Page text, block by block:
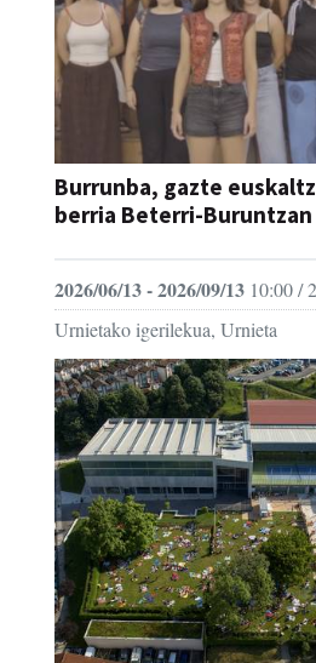
Burrunba, gazte
berria Beterri-Buruntzan
2026/06/13 - 2026/09/13 10:00 /
Urnietako igerilekua, Urnieta